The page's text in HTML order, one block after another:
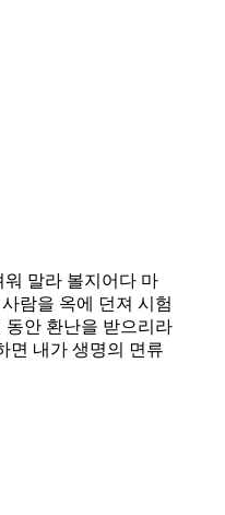
말라 볼지어다 마
람을 옥에 던져 시험
동안 환난을 받으리라
면 내가 생명의 면류